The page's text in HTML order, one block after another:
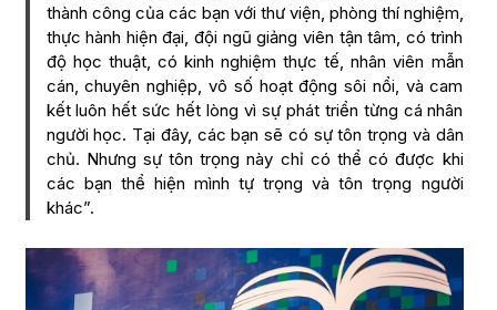
thành công của các bạn với thư viện, phòng thí nghiệm,
thực hành hiện đại, đội ngũ giảng viên tận tâm, có trình
độ học thuật, có kinh nghiệm thực tế, nhân viên mẫn
cán, chuyên nghiệp, vô số hoạt động sôi nổi, và cam
kết luôn hết sức hết lòng vì sự phát triển từng cá nhân
người học. Tại đây, các bạn sẽ có sự tôn trọng và dân
chủ. Nhưng sự tôn trọng này chỉ có thể có được khi
các bạn thể hiện mình tự trọng và tôn trọng người
khác”.